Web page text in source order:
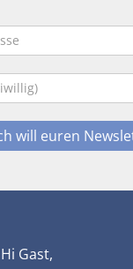
Hi Gast,